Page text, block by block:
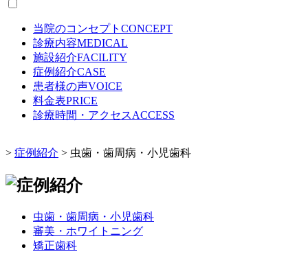
当院のコンセプト CONCEPT
診療内容MEDICAL
施設紹介FACILITY
症例紹介CASE
患者様の声VOICE
料金表PRICE
診療時間・アクセスACCESS
> 症例紹介 > 虫歯・歯周病・小児歯科
虫歯・歯周病・小児歯科
審美・ホワイトニング
矯正歯科